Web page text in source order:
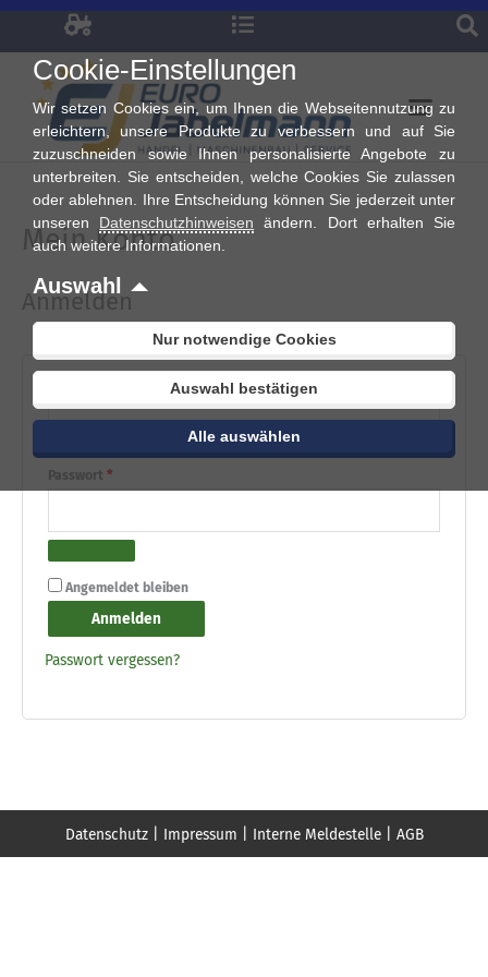
Zum
springen
Mein Konto
Anmelden
Benutzername oder E-Mail-Adresse*
erforderlich
Passwort *
erforderlich
Angemeldet bleiben
Anmelden
Passwort vergessen?
Datenschutz| Impressum Interne Meldestelle| AGB
Cookie-Einstellungen
Wir setzen Cookies ein, um Ihnen die Webseitennutzung zu
erleichtern, unsere Produkte zu verbessern und auf Sie
zuzuschneiden sowie Ihnen personalisierte Angebote zu
unterbreiten. Sie entscheiden, welche Cookies Sie zulassen
oder ablehnen. Ihre Entscheidung können Sie jederzeit unter
unseren Datenschutzhinweisen ändern. Dort erhalten Sie
auch weitere Informationen.
Auswahl
Nur notwendige Cookies
Auswahl bestätigen
Alle auswählen